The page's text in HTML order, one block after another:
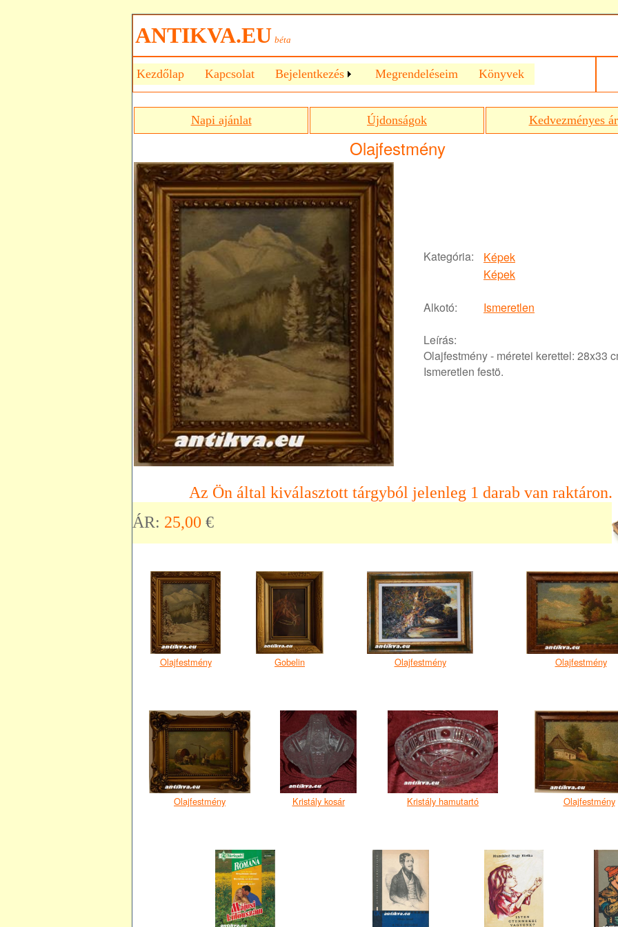
ANTIKVA.EU béta
Kezdőlap Kapcsolat Bejelentkezés Megrendeléseim Könyvek
Napi ajánlat Újdonságok Kedvezményes ár
Olajfestmény
Kategória:
Képek
Képek
Alkotó: Ismeretlen
Leírás:
Olajfestmény - méretei kerettel: 28x33
Ismeretlen festö.
Az Ön által kiválasztott tárgyból jelenleg 1 darab van raktáron.
ÁR: 25,00 €
Olajfestmény Gobelin Olajfestmény Olajfestmény
Olajfestmény Kristály kosár Kristály hamutartó Olajfestmény